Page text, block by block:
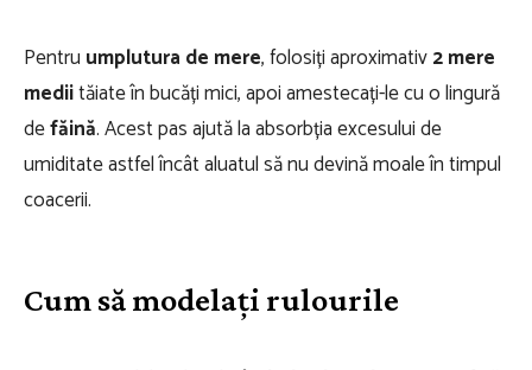
Pentru umplutura de mere, folosiți aproximativ2 mere
mediităiate în bucăți mici, apoi amestecați-le cu o lingură
defăină. Acest pas ajută la absorbția excesului de
umiditate astfel încât aluatul să nu devină moale în timpul
coacerii.
Cum să modelați rulourile